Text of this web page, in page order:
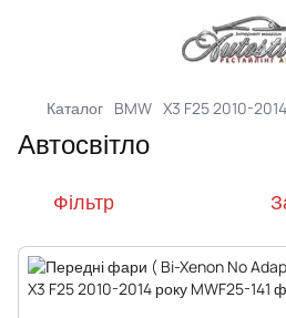
Каталог BMW X3 F25 2010-
Автосвітло
Фільтр